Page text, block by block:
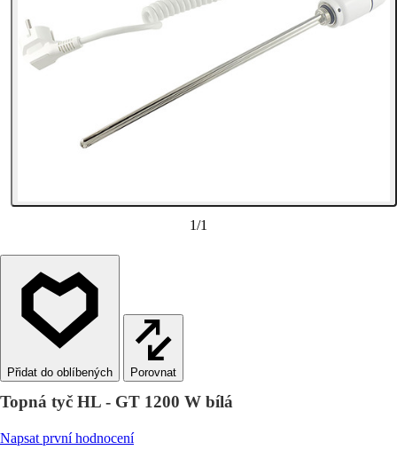
1/1
Porovnat
Topná tyč HL - GT 1200 W bílá
Napsat první hodnocení